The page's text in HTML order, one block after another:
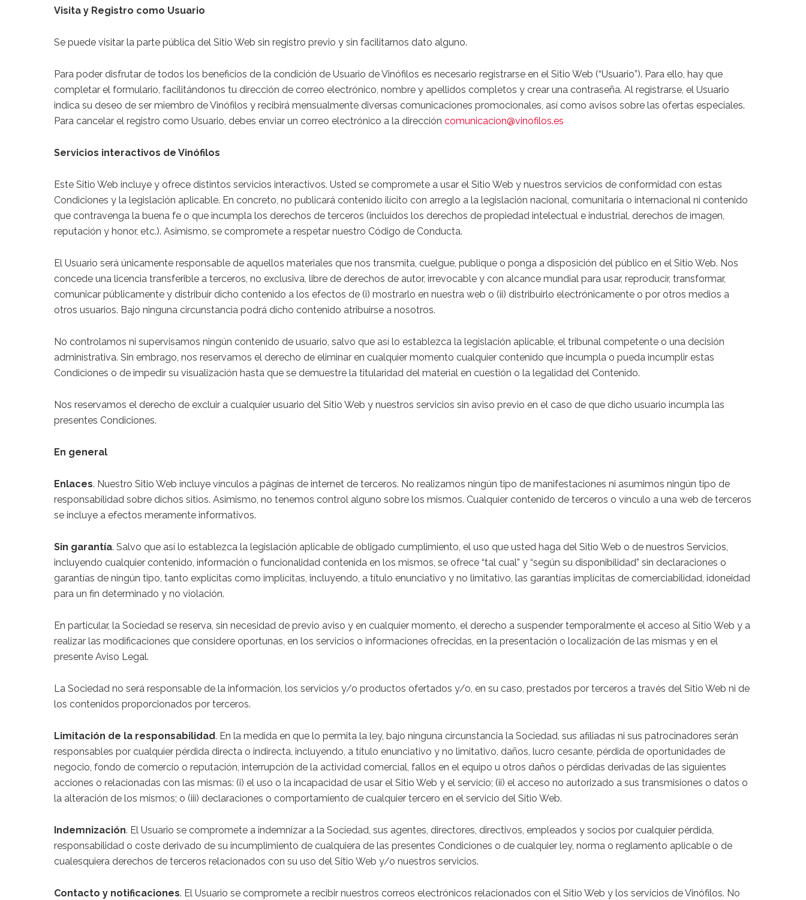
Visita y Registro como Usuario
Se puede visitar la parte pública del Sitio Web sin registro previo y sin facilitarnos dato alguno.
Para poder disfrutar de todos los beneficios de la condición de Usuario de Vinófilos es necesario registrarse en el Sitio Web (“Usuario”). Para ello, hay que
completar el formulario, facilitándonos tu dirección de correo electrónico, nombre y apellidos completos y crear una contraseña. Al registrarse, el Usuario
indica su deseo de ser miembro de Vinófilos y recibirá mensualmente diversas comunicaciones promocionales, así como avisos sobre las ofertas especiales.
Para cancelar el registro como Usuario, debes enviar un correo electrónico a la dirección comunicacion@vinofilos.es
Servicios interactivos de Vinófilos
Este Sitio Web incluye y ofrece distintos servicios interactivos. Usted se compromete a usar el Sitio Web y nuestros servicios de conformidad con estas
Condiciones y la legislación aplicable. En concreto, no publicará contenido ilícito con arreglo a la legislación nacional, comunitaria o internacional ni contenido
que contravenga la buena fe o que incumpla los derechos de terceros (incluidos los derechos de propiedad intelectual e industrial, derechos de imagen,
reputación y honor, etc.). Asimismo, se compromete a respetar nuestro Código de Conducta.
El Usuario será únicamente responsable de aquellos materiales que nos transmita, cuelgue, publique o ponga a disposición del público en el Sitio Web. Nos
concede una licencia transferible a terceros, no exclusiva, libre de derechos de autor, irrevocable y con alcance mundial para usar, reproducir, transformar,
comunicar públicamente y distribuir dicho contenido a los efectos de (i) mostrarlo en nuestra web o (ii) distribuirlo electrónicamente o por otros medios a
otros usuarios. Bajo ninguna circunstancia podrá dicho contenido atribuirse a nosotros.
No controlamos ni supervisamos ningún contenido de usuario, salvo que así lo establezca la legislación aplicable, el tribunal competente o una decisión
administrativa. Sin embrago, nos reservamos el derecho de eliminar en cualquier momento cualquier contenido que incumpla o pueda incumplir estas
Condiciones o de impedir su visualización hasta que se demuestre la titularidad del material en cuestión o la legalidad del Contenido.
Nos reservamos el derecho de excluir a cualquier usuario del Sitio Web y nuestros servicios sin aviso previo en el caso de que dicho usuario incumpla las
presentes Condiciones.
En general
Enlaces. Nuestro Sitio Web incluye vínculos a páginas de internet de terceros. No realizamos ningún tipo de manifestaciones ni asumimos ningún tipo de
responsabilidad sobre dichos sitios. Asimismo, no tenemos control alguno sobre los mismos. Cualquier contenido de terceros o vínculo a una web de terceros
se incluye a efectos meramente informativos.
Sin garantía. Salvo que así lo establezca la legislación aplicable de obligado cumplimiento, el uso que usted haga del Sitio Web o de nuestros Servicios,
incluyendo cualquier contenido, información o funcionalidad contenida en los mismos, se ofrece “tal cual” y “según su disponibilidad” sin declaraciones o
garantías de ningún tipo, tanto explícitas como implícitas, incluyendo, a título enunciativo y no limitativo, las garantías implícitas de comerciabilidad, idoneidad
para un fin determinado y no violación.
En particular, la Sociedad se reserva, sin necesidad de previo aviso y en cualquier momento, el derecho a suspender temporalmente el acceso al Sitio Web y a
realizar las modificaciones que considere oportunas, en los servicios o informaciones ofrecidas, en la presentación o localización de las mismas y en el
presente Aviso Legal.
La Sociedad no será responsable de la información, los servicios y/o productos ofertados y/o, en su caso, prestados por terceros a través del Sitio Web ni de
los contenidos proporcionados por terceros.
Limitación de la responsabilidad. En la medida en que lo permita la ley, bajo ninguna circunstancia la Sociedad, sus afiliadas ni sus patrocinadores serán
responsables por cualquier pérdida directa o indirecta, incluyendo, a título enunciativo y no limitativo, daños, lucro cesante, pérdida de oportunidades de
negocio, fondo de comercio o reputación, interrupción de la actividad comercial, fallos en el equipo u otros daños o pérdidas derivadas de las siguientes
acciones o relacionadas con las mismas: (i) el uso o la incapacidad de usar el Sitio Web y el servicio; (ii) el acceso no autorizado a sus transmisiones o datos o
la alteración de los mismos; o (iii) declaraciones o comportamiento de cualquier tercero en el servicio del Sitio Web.
Indemnización. El Usuario se compromete a indemnizar a la Sociedad, sus agentes, directores, directivos, empleados y socios por cualquier pérdida,
responsabilidad o coste derivado de su incumplimiento de cualquiera de las presentes Condiciones o de cualquier ley, norma o reglamento aplicable o de
cualesquiera derechos de terceros relacionados con su uso del Sitio Web y/o nuestros servicios.
Contacto y notificaciones. El Usuario se compromete a recibir nuestros correos electrónicos relacionados con el Sitio Web y los servicios de Vinófilos. No